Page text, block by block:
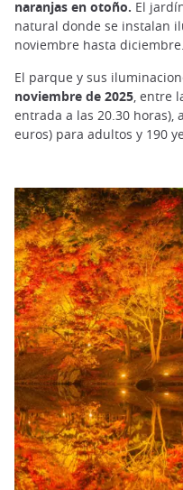
naranjas en otoño. El
natural donde se instalan
noviembre hasta diciembre.
El parque y sus
noviembre de 2025 , entre
entrada a las 20.30 horas),
euros) para adultos y 190